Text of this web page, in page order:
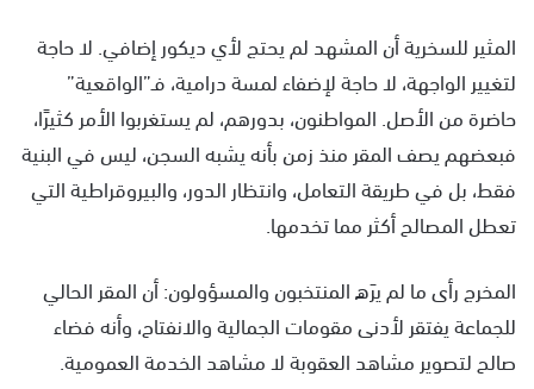
المثير للسخرية أن المشهد لم يحتج لأي ديكور إضافي. لا حاجة
لتغيير الواجهة، لا حاجة لإضفاء لمسة درامية، فـ”الواقعية”
حاضرة من الأصل. المواطنون، بدورهم، لم يستغربوا الأمر كثيرًا،
فبعضهم يصف المقر منذ زمن بأنه يشبه السجن، ليس في البنية
فقط، بل في طريقة التعامل، وانتظار الدور، والبيروقراطية التي
تعطل المصالح أكثر مما تخدمها.
المخرج رأى ما لم يرَه المنتخبون والمسؤولون: أن المقر الحالي
للجماعة يفتقر لأدنى مقومات الجمالية والانفتاح، وأنه فضاء
صالح لتصوير مشاهد العقوبة لا مشاهد الخدمة العمومية.